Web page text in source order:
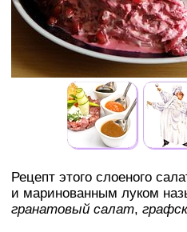
Рецепт этого слоеного
и маринованным луком
гранатовый салат,